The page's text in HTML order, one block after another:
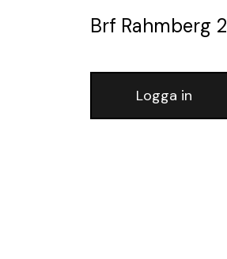
Brf Rahmberg 2
Logga in